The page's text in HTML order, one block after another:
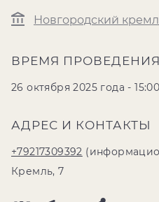
Новгородский
ВРЕМЯ ПРОВЕДЕНИЯ
26 октября 2025 года - 15:00
АДРЕС И КОНТАКТЫ
+79217309392
Кремль, 7